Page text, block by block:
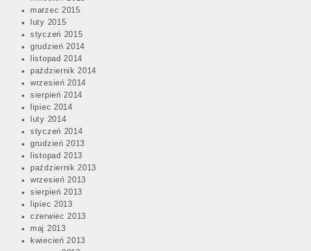
marzec 2015
luty 2015
styczeń 2015
grudzień 2014
listopad 2014
październik 2014
wrzesień 2014
sierpień 2014
lipiec 2014
luty 2014
styczeń 2014
grudzień 2013
listopad 2013
październik 2013
wrzesień 2013
sierpień 2013
lipiec 2013
czerwiec 2013
maj 2013
kwiecień 2013